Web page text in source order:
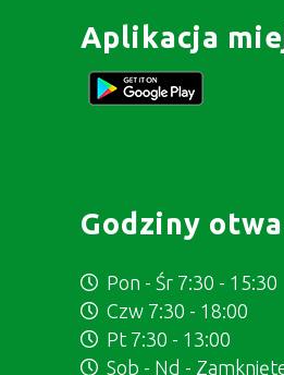
Aplikacja
Godziny
Pon - Śr 7:30 - 15:30
Czw 7:30 - 18:00
Pt 7:30 - 13:00
Sob - Nd -